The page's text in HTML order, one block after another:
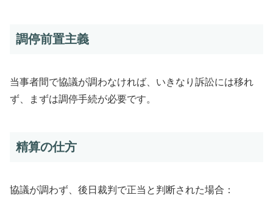
調停前置主義
当事者間で協議が調わなければ、いきなり訴訟には移れ
ず、まずは調停手続が必要です。
精算の仕方
協議が調わず、後日裁判で正当と判断された場合：